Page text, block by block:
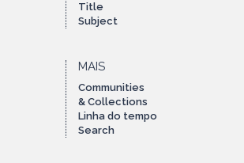
Title
Subject
MAIS
Communities
& Collections
Linha do tempo
Search